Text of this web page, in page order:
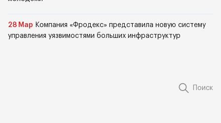
28 Мар Компания «Фродекс» представила новую систему
управления уязвимостями больших инфраструктур
Поиск